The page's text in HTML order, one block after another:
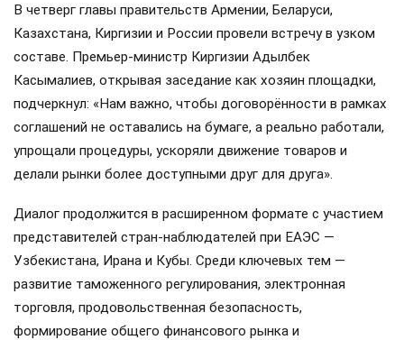
В четверг главы правительств Армении, Беларуси,
Казахстана, Киргизии и России провели встречу в узком
составе. Премьер-министр Киргизии Адылбек
Касымалиев, открывая заседание как хозяин площадки,
подчеркнул: «Нам важно, чтобы договорённости в рамках
соглашений не оставались на бумаге, а реально работали,
упрощали процедуры, ускоряли движение товаров и
делали рынки более доступными друг для друга».
Диалог продолжится в расширенном формате с участием
представителей стран-наблюдателей при ЕАЭС —
Узбекистана, Ирана и Кубы. Среди ключевых тем —
развитие таможенного регулирования, электронная
торговля, продовольственная безопасность,
формирование общего финансового рынка и